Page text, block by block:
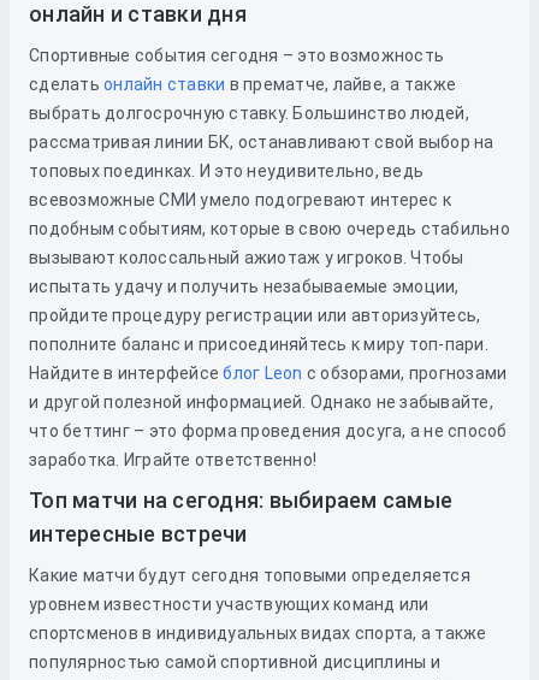
онлайн и ставки дня
Спортивные события сегодня – это возможность
сделать онлайн ставки в прематче, лайве, а также
выбрать долгосрочную ставку. Большинство людей,
рассматривая линии БК, останавливают свой выбор на
топовых поединках. И это неудивительно, ведь
всевозможные СМИ умело подогревают интерес к
подобным событиям, которые в свою очередь стабильно
вызывают колоссальный ажиотаж у игроков. Чтобы
испытать удачу и получить незабываемые эмоции,
пройдите процедуру регистрации или авторизуйтесь,
пополните баланс и присоединяйтесь к миру топ-пари.
Найдите в интерфейсеблог Leon с обзорами, прогнозами
и другой полезной информацией. Однако не забывайте,
что беттинг – это форма проведения досуга, а не способ
заработка. Играйте ответственно!
Топ матчи на сегодня: выбираем самые
интересные встречи
Какие матчи будут сегодня топовыми определяется
уровнем известности участвующих команд или
спортсменов в индивидуальных видах спорта, а также
популярностью самой спортивной дисциплины и